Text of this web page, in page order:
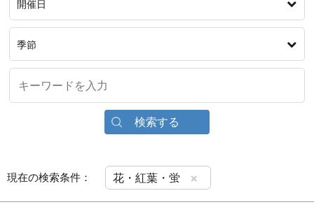
開催日
季節
検索する
現在の検索条件： 花・紅葉・蛍 ×